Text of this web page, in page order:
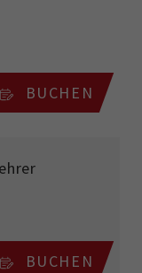
BUCHEN
BUCHEN